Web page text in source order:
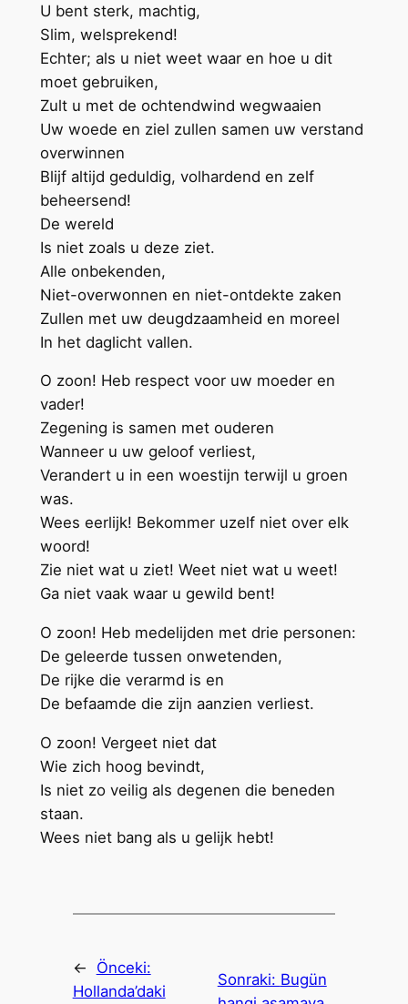
U bent sterk, machtig,
Slim, welsprekend!
Echter; als u niet weet waar en hoe u dit
moet gebruiken,
Zult u met de ochtendwind wegwaaien
Uw woede en ziel zullen samen uw verstand
overwinnen
Blijf altijd geduldig, volhardend en zelf
beheersend!
De wereld
Is niet zoals u deze ziet.
Alle onbekenden,
Niet-overwonnen en niet-ontdekte zaken
Zullen met uw deugdzaamheid en moreel
In het daglicht vallen.
O zoon! Heb respect voor uw moeder en
vader!
Zegening is samen met ouderen
Wanneer u uw geloof verliest,
Verandert u in een woestijn terwijl u groen
was.
Wees eerlijk! Bekommer uzelf niet over elk
woord!
Zie niet wat u ziet! Weet niet wat u weet!
Ga niet vaak waar u gewild bent!
O zoon! Heb medelijden met drie personen:
De geleerde tussen onwetenden,
De rijke die verarmd is en
De befaamde die zijn aanzien verliest.
O zoon! Vergeet niet dat
Wie zich hoog bevindt,
Is niet zo veilig als degenen die beneden
staan.
Wees niet bang als u gelijk hebt!
←
Önceki:
Hollanda’daki
Sonraki: Bugün